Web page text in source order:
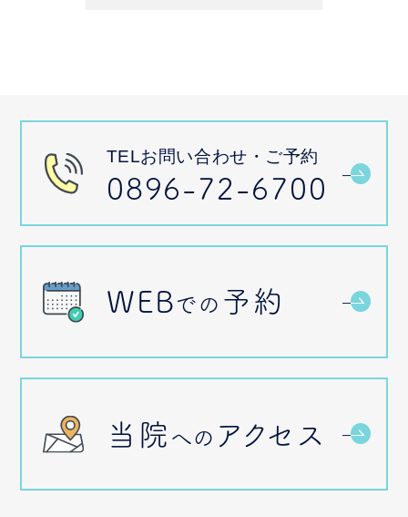
TELお問い合わせ・ご予約
0896-72-6700
WEBでの 予約
当院 への アクセス